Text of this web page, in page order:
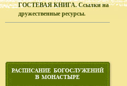
ГОСТЕВАЯ КНИГА. Ссылки на
дружественные ресурсы.